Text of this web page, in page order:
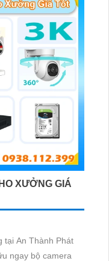
XƯỞNG GIÁ
tại An Thành Phát
ngay bộ camera